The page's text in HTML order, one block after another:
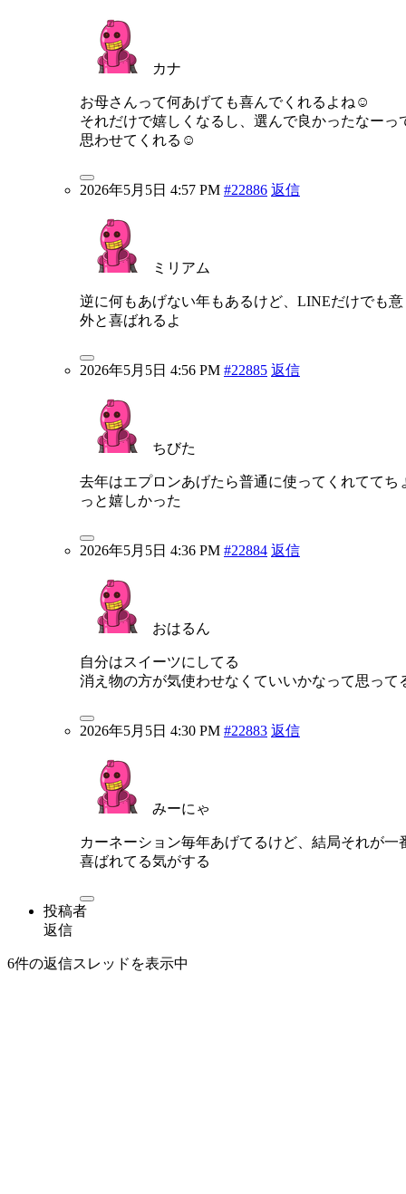
カナ
お母さんって何あげても喜んでくれるよね☺️
それだけで嬉しくなるし、選んで良かったなーっ
思わせてくれる☺️
2026年5月5日 4:57 PM #22886 返信
ミリアム
逆に何もあげない年もあるけど、LINEだけでも意
外と喜ばれるよ
2026年5月5日 4:56 PM #22885 返信
ちびた
去年はエプロンあげたら普通に使ってくれててち
っと嬉しかった
2026年5月5日 4:36 PM #22884 返信
おはるん
自分はスイーツにしてる
消え物の方が気使わせなくていいかなって思って
2026年5月5日 4:30 PM #22883 返信
みーにゃ
カーネーション毎年あげてるけど、結局それが一
喜ばれてる気がする
投稿者
返信
6件の返信スレッドを表示中